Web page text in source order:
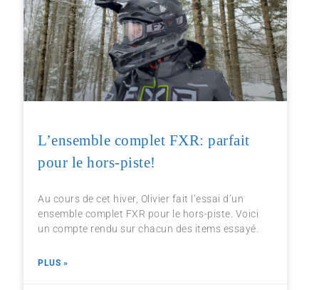
L’ensemble complet FXR: parfait
pour le hors-piste!
Au cours de cet hiver, Olivier fait l’essai d’un
ensemble complet FXR pour le hors-piste. Voici
un compte rendu sur chacun des items essayé.
PLUS »